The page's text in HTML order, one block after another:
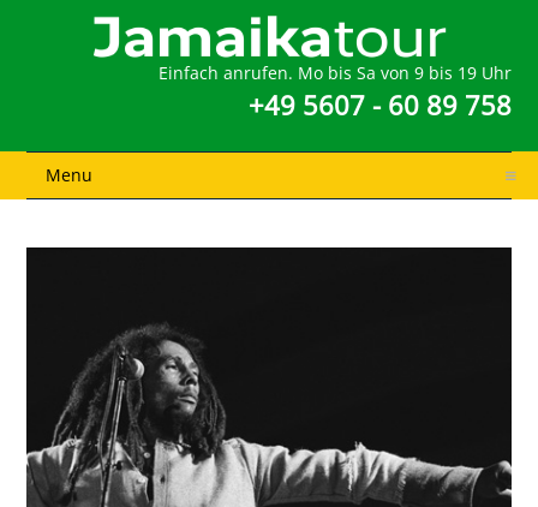
Einfach anrufen. Mo bis Sa von 9 bis 19 Uhr
+49 5607 - 60 89 758
Menu